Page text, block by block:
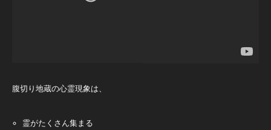
腹切り地蔵の心霊現象は、
霊がたくさん集まる